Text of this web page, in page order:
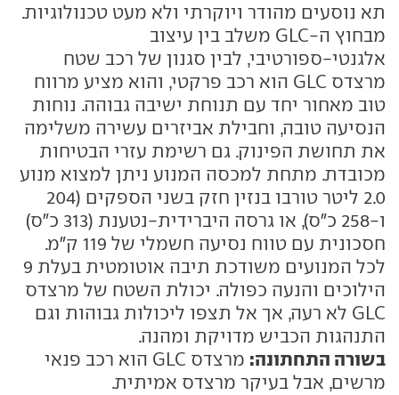
תא נוסעים מהודר ויוקרתי ולא מעט טכנולוגיות.
מבחוץ ה-GLC משלב בין עיצוב
אלגנטי-ספורטיבי, לבין סגנון של רכב שטח
מרצדס GLC הוא רכב פרקטי, והוא מציע מרווח
טוב מאחור יחד עם תנוחת ישיבה גבוהה. נוחות
הנסיעה טובה, וחבילת אביזרים עשירה משלימה
את תחושת הפינוק. גם רשימת עזרי הבטיחות
מכובדת. מתחת למכסה המנוע ניתן למצוא מנוע
2.0 ליטר טורבו בנזין חזק בשני הספקים (204
ו-258 כ"ס), או גרסה היברידית-נטענת (313 כ"ס)
חסכונית עם טווח נסיעה חשמלי של 119 ק"מ.
לכל המנועים משודכת תיבה אוטומטית בעלת 9
הילוכים והנעה כפולה. יכולת השטח של מרצדס
GLC לא רעה, אך אל תצפו ליכולות גבוהות וגם
התנהגות הכביש מדויקת ומהנה.
בשורה התחתונה:
מרצדס GLC הוא רכב פנאי
מרשים, אבל בעיקר מרצדס אמיתית.